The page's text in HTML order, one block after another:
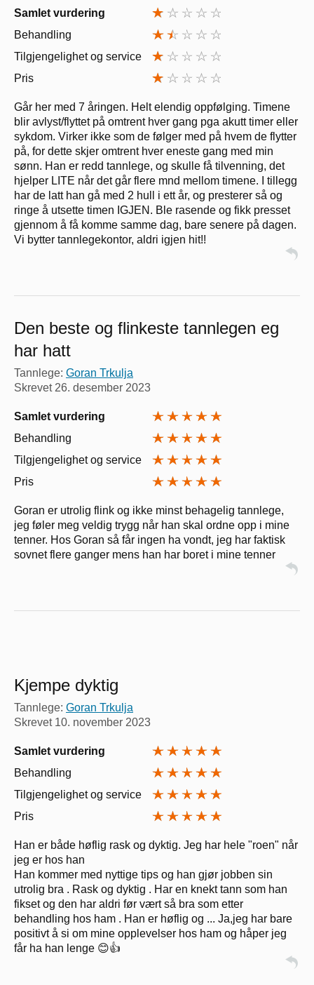
Samlet vurdering
Behandling
Tilgjengelighet og service
Pris
Går her med 7 åringen. Helt elendig oppfølging. Timene
blir avlyst/flyttet på omtrent hver gang pga akutt timer eller
sykdom. Virker ikke som de følger med på hvem de flytter
på, for dette skjer omtrent hver eneste gang med min
sønn. Han er redd tannlege, og skulle få tilvenning, det
hjelper LITE når det går flere mnd mellom timene. I tillegg
har de latt han gå med 2 hull i ett år, og presterer så og
ringe å utsette timen IGJEN. Ble rasende og fikk presset
gjennom å få komme samme dag, bare senere på dagen.
Vi bytter tannlegekontor, aldri igjen hit!!
Den beste og flinkeste tannlegen eg
har hatt
Tannlege: Goran Trkulja
Skrevet 26. desember 2023
Samlet vurdering
Behandling
Tilgjengelighet og service
Pris
Goran er utrolig flink og ikke minst behagelig tannlege,
jeg føler meg veldig trygg når han skal ordne opp i mine
tenner. Hos Goran så får ingen ha vondt, jeg har faktisk
sovnet flere ganger mens han har boret i mine tenner
Kjempe dyktig
Tannlege: Goran Trkulja
Skrevet 10. november 2023
Samlet vurdering
Behandling
Tilgjengelighet og service
Pris
Han er både høflig rask og dyktig. Jeg har hele "roen" når
jeg er hos han
Han kommer med nyttige tips og han gjør jobben sin
utrolig bra . Rask og dyktig . Har en knekt tann som han
fikset og den har aldri før vært så bra som etter
behandling hos ham . Han er høflig og ... Ja,jeg har bare
positivt å si om mine opplevelser hos ham og håper jeg
får ha han lenge 😊👍